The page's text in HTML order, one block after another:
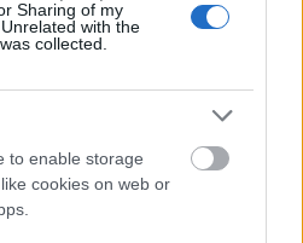
Sharing of my
with the
collected.
to enable storage
cookies on web or
Home, ami
átverésnek tűnik. Végy egy
kicsit alakítsd át a
ÁSZF-be ...